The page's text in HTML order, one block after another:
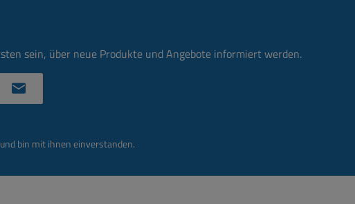
sein, über neue Produkte und Angebote informiert werden.
bin mit ihnen einverstanden.